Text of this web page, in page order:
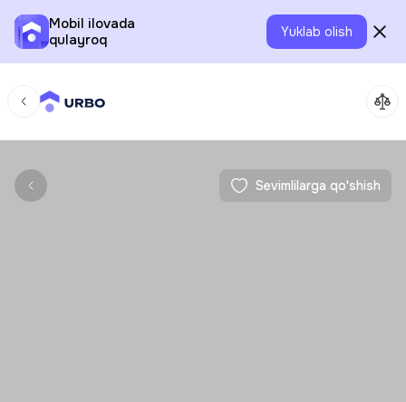
Mobil ilovada
qulayroq
Yuklab olish
Sevimlilarga qo'shish